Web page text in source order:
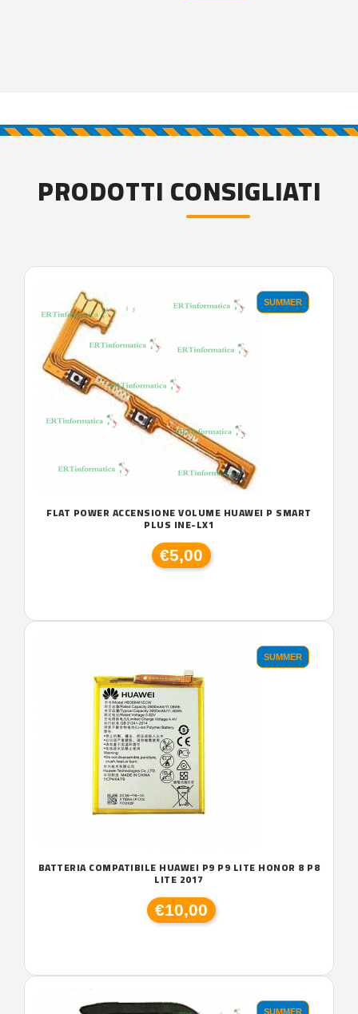
PRODOTTI CONSIGLIATI
SUMMER
FLAT POWER ACCENSIONE VOLUME HUAWEI P SMART
PLUS INE-LX1
€5,00
SUMMER
BATTERIA COMPATIBILE HUAWEI P9 P9 LITE HONOR 8 P8
LITE 2017
€10,00
SUMMER